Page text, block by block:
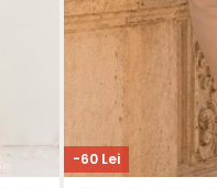
-60 Lei